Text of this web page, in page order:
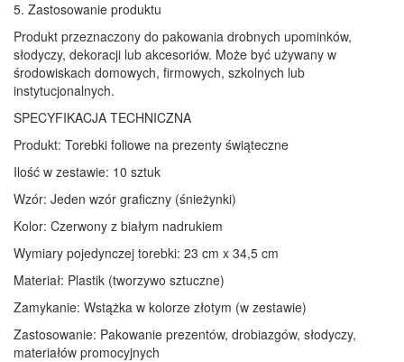
5. Zastosowanie produktu
Produkt przeznaczony do pakowania drobnych upominków,
słodyczy, dekoracji lub akcesoriów. Może być używany w
środowiskach domowych, firmowych, szkolnych lub
instytucjonalnych.
SPECYFIKACJA TECHNICZNA
Produkt: Torebki foliowe na prezenty świąteczne
Ilość w zestawie: 10 sztuk
Wzór: Jeden wzór graficzny (śnieżynki)
Kolor: Czerwony z białym nadrukiem
Wymiary pojedynczej torebki: 23 cm x 34,5 cm
Materiał: Plastik (tworzywo sztuczne)
Zamykanie: Wstążka w kolorze złotym (w zestawie)
Zastosowanie: Pakowanie prezentów, drobiazgów, słodyczy,
materiałów promocyjnych